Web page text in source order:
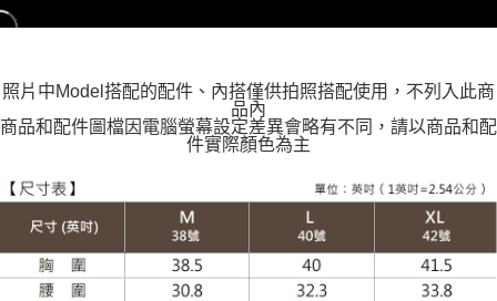
每筆NT$120
照片中Model搭配的配件、內搭僅供拍照搭配使用，不列入此商
品內
商品和配件圖檔因電腦螢幕設定差異會略有不同，請以商品和配
件實際顏色為主